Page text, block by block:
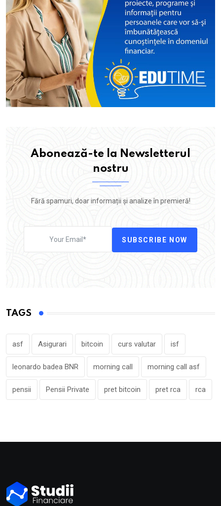
Abonează-te la Newsletterul
nostru
Fără spamuri, doar informații și analize în premieră!
SUBSCRIBE NOW
TAGS
asf Asigurari bitcoin curs valutar isf
leonardo badea BNR morning call morning call asf
pensii Pensii Private pret bitcoin pret rca rca